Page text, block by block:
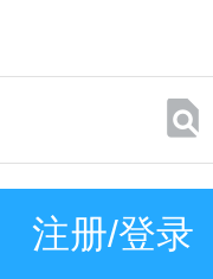
注册/登录